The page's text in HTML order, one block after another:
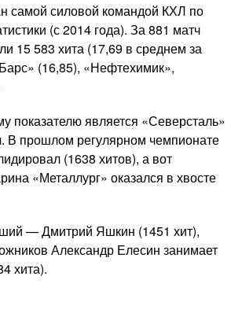
самой силовой командой КХЛ по
(с 2014 года). За 881 матч
15 583 хита (17,69 в среднем за
(16,85), «Нефтехимик»,
показателю является «Северсталь»
В прошлом регулярном чемпионате
(1638 хитов), а вот
«Металлург» оказался в хвосте
— Дмитрий Яшкин (1451 хит),
Александр Елесин занимает
хита).